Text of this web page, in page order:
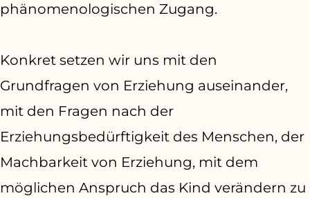
phänomenologischen Zugang.
Konkret setzen wir uns mit den
Grundfragen von Erziehung auseinander,
mit den Fragen nach der
Erziehungsbedürftigkeit des Menschen, der
Machbarkeit von Erziehung, mit dem
möglichen Anspruch das Kind verändern zu